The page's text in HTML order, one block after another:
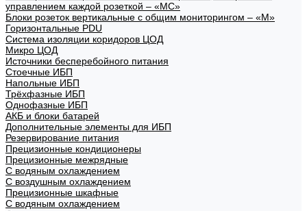
управлением каждой розеткой – «МС»
Блоки розеток вертикальные с общим мониторингом – «М»
Горизонтальные PDU
Система изоляции коридоров ЦОД
Микро ЦОД
Источники бесперебойного питания
Стоечные ИБП
Напольные ИБП
Трёхфазные ИБП
Однофазные ИБП
АКБ и блоки батарей
Дополнительные элементы для ИБП
Резервирование питания
Прецизионные кондиционеры
Прецизионные межрядные
С водяным охлаждением
С воздушным охлаждением
Прецизионные шкафные
С водяным охлаждением